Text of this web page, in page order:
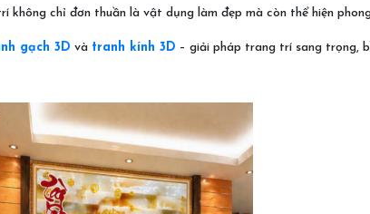
chỉ đơn thuần là vật dụng làm đẹp mà còn thể hiện
gạch 3D và tranh kính 3D – giải pháp trang trí sang trọng,